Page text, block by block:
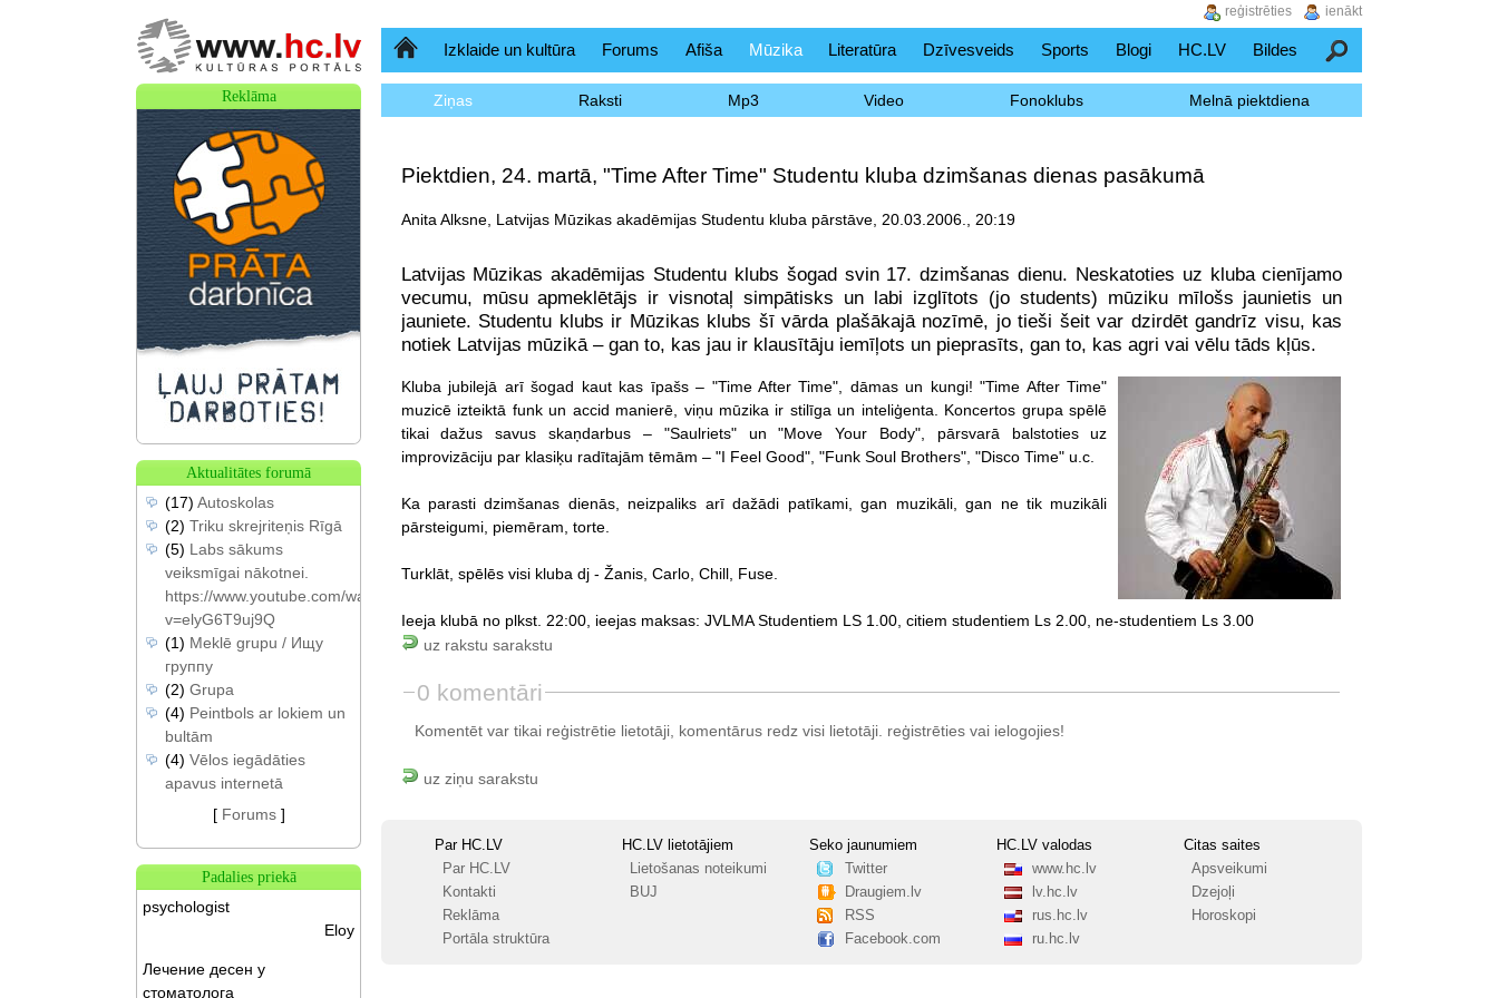
SākumlapaIzklaide un kultūra Forums Afiša Mūzika Literatūra Dzīvesveids Sports Blogi HC.LV Bildes Meklēšana
Ziņas Raksti Mp3 Video Fonoklubs Melnā piektdiena
Piektdien, 24. martā, "Time After Time" Studentu kluba dzimšanas dienas pasākumā
Anita Alksne, Latvijas Mūzikas akadēmijas Studentu kluba pārstāve, 20.03.2006., 20:19
Latvijas Mūzikas akadēmijas Studentu klubs šogad svin 17. dzimšanas dienu. Neskatoties uz kluba cienījamo
vecumu, mūsu apmeklētājs ir visnotaļ simpātisks un labi izglītots (jo students) mūziku mīlošs jaunietis un
jauniete. Studentu klubs ir Mūzikas klubs šī vārda plašākajā nozīmē, jo tieši šeit var dzirdēt gandrīz visu, kas
notiek Latvijas mūzikā – gan to, kas jau ir klausītāju iemīļots un pieprasīts, gan to, kas agri vai vēlu tāds kļūs.
Kluba jubilejā arī šogad kaut kas īpašs – "Time After Time", dāmas un kungi! "Time After Time"
muzicē izteiktā funk un accid manierē, viņu mūzika ir stilīga un inteliģenta. Koncertos grupa spēlē
tikai dažus savus skaņdarbus – "Saulriets" un "Move Your Body", pārsvarā balstoties uz
improvizāciju par klasiķu radītajām tēmām – "I Feel Good", "Funk Soul Brothers", "Disco Time" u.c.
Ka parasti dzimšanas dienās, neizpaliks arī dažādi patīkami, gan muzikāli, gan ne tik muzikāli
pārsteigumi, piemēram, torte.
Turklāt, spēlēs visi kluba dj - Žanis, Carlo, Chill, Fuse.
Ieeja klubā no plkst. 22:00, ieejas maksas: JVLMA Studentiem LS 1.00, citiem studentiem Ls 2.00, ne-studentiem Ls 3.00
uz rakstu sarakstu
0 komentāri
Komentēt var tikai reģistrētie lietotāji, komentārus redz visi lietotāji. reģistrētiesvai ielogojies!
uz ziņu sarakstu
Par HC.LV
Par HC.LV
Kontakti
Reklāma
Portāla struktūra
HC.LV lietotājiem
Lietošanas noteikumi
BUJ
Seko jaunumiem
Twitter
Draugiem.lv
RSS
Facebook.com
HC.LV valodas
www.hc.lv
lv.hc.lv
rus.hc.lv
ru.hc.lv
Citas saites
Apsveikumi
Dzejoļi
Horoskopi
Reklāma
Aktualitātes forumā
(17) Autoskolas
(2) Triku skrejriteņis Rīgā
(5) Labs sākums
veiksmīgai nākotnei.
https://www.youtube.com/watch?
v=elyG6T9uj9Q
(1) Meklē grupu / Ищу
группу
(2) Grupa
(4) Peintbols ar lokiem un
bultām
(4) Vēlos iegādāties
apavus internetā
[ Forums]
Padalies priekā
psychologist
Eloy
Лечение десен у
стоматолога
ienākt
reģistrēties